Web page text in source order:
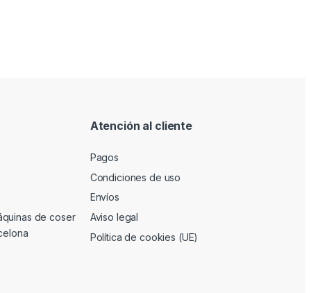
de coser
Atención al cliente
Pagos
Condiciones de uso
Envíos
Aviso legal
Política de cookies (UE)